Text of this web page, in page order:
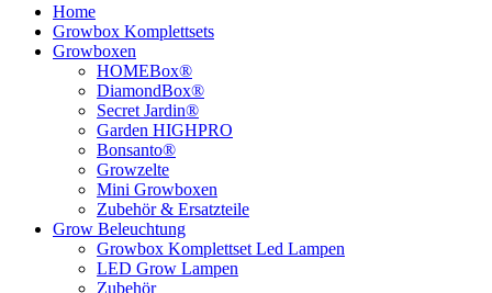
Home
Growbox Komplettsets
Growboxen
HOMEBox®
DiamondBox®
Secret Jardin®
Garden HIGHPRO
Bonsanto®
Growzelte
Mini Growboxen
Zubehör & Ersatzteile
Grow Beleuchtung
Growbox Komplettset Led Lampen
LED Grow Lampen
Zubehör